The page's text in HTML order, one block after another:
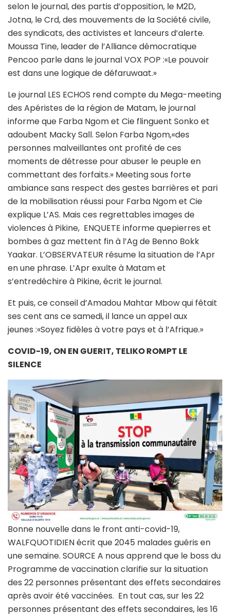
selon le journal, des partis d’opposition, le M2D,
Jotna, le Crd, des mouvements de la Société civile,
des syndicats, des activistes et lanceurs d’alerte.
Moussa Tine, leader de l’Alliance démocratique
Pencoo parle dans le journal VOX POP :«Le pouvoir
est dans une logique de défaruwaat.»
Le journal LES ECHOS rend compte du Mega-meeting
des Apéristes de la région de Matam, le journal
informe que Farba Ngom et Cie flinguent Sonko et
adoubent Macky Sall. Selon Farba Ngom,«des
personnes malveillantes ont profité de ces
moments de détresse pour abuser le peuple en
commettant des forfaits.» Meeting sous forte
ambiance sans respect des gestes barrières et pari
de la mobilisation réussi pour Farba Ngom et Cie
explique L’AS. Mais ces regrettables images de
violences à Pikine, ENQUETE informe quepierres et
bombes à gaz mettent fin à l’Ag de Benno Bokk
Yaakar. L’OBSERVATEUR résume la situation de l’Apr
en une phrase. L’Apr exulte à Matam et
s’entredéchire à Pikine, écrit le journal.
Et puis, ce conseil d’Amadou Mahtar Mbow qui fêtait
ses cent ans ce samedi, il lance un appel aux
jeunes :«Soyez fidèles à votre pays et à l’Afrique.»
COVID-19, ON EN GUERIT, TELIKO ROMPT LE
SILENCE
Bonne nouvelle dans le front anti-covid-19,
WALFQUOTIDIEN écrit que 2045 malades guéris en
une semaine. SOURCE A nous apprend que le boss du
Programme de vaccination clarifie sur la situation
des 22 personnes présentant des effets secondaires
après avoir été vaccinées. En tout cas, sur les 22
personnes présentant des effets secondaires, les 16